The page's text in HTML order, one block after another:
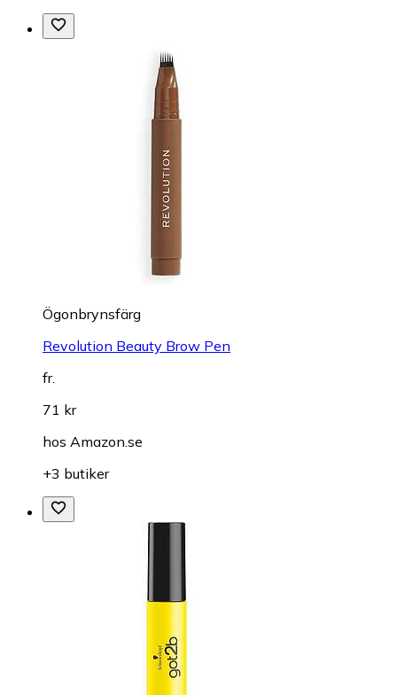
Ögonbrynsfärg
Revolution Beauty Brow Pen
fr.
71 kr
hos Amazon.se
+3 butiker